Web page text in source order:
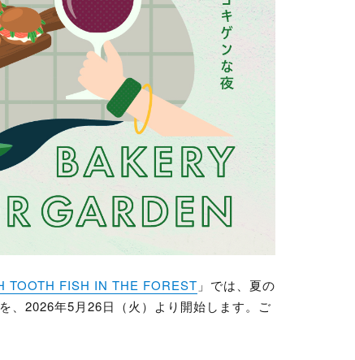
TOOTH FISH IN THE FOREST 」では、夏の
、2026年5月26日（火）より開始します。ご